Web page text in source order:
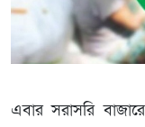
এবার সরাসরি